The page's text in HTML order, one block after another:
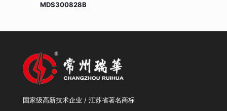
MDS300828B
国家级高新技术企业 / 江苏省著名商标